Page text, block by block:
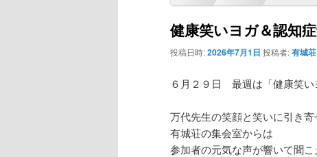
コ
ン
テ
ン
ン
テ
ン
ツ
健康笑いヨガ＆認知
投稿日時:2026年7月1日 投稿者:有城荘
６月２９日 最週は「健康笑い
万代先生の笑顔と笑いに引き寄
有城荘の集会室からは
参加者の元気な声が響いて聞